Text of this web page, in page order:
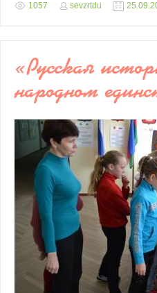
1057 sevzrtdu
«Русская
народном